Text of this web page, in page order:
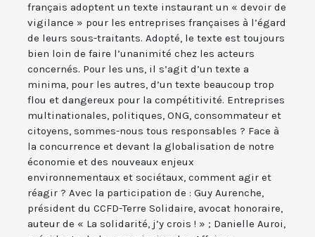
français adoptent un texte instaurant un « devoir de
vigilance » pour les entreprises françaises à l’égard
de leurs sous-traitants. Adopté, le texte est toujours
bien loin de faire l’unanimité chez les acteurs
concernés. Pour les uns, il s’agit d’un texte a
minima, pour les autres, d’un texte beaucoup trop
flou et dangereux pour la compétitivité. Entreprises
multinationales, politiques, ONG, consommateur et
citoyens, sommes-nous tous responsables ? Face à
la concurrence et devant la globalisation de notre
économie et des nouveaux enjeux
environnementaux et sociétaux, comment agir et
réagir ? Avec la participation de : Guy Aurenche,
président du CCFD-Terre Solidaire, avocat honoraire,
auteur de « La solidarité, j’y crois ! » ; Danielle Auroi,